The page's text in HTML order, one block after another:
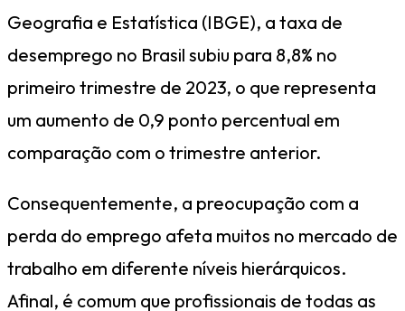
Geografia e Estatística (IBGE), a taxa de
desemprego no Brasil subiu para 8,8% no
primeiro trimestre de 2023, o que representa
um aumento de 0,9 ponto percentual em
comparação com o trimestre anterior.
Consequentemente, a preocupação com a
perda do emprego afeta muitos no mercado de
trabalho em diferente níveis hierárquicos.
Afinal, é comum que profissionais de todas as